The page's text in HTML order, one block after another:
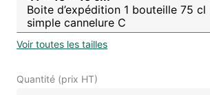
Boite d’expédition 1 bouteille 75 cl
simple cannelure C
Voir toutes les tailles
Quantité (prix HT)